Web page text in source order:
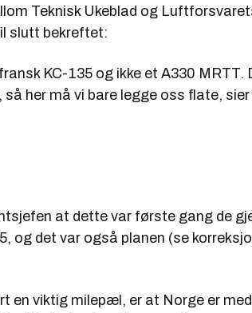
Teknisk Ukeblad og
slutt bekreftet:
KC-135 og ikke et A330 MRTT.
her må vi bare legge oss flate,
at dette var første gang de
og det var også planen (se
en viktig milepæl, er at Norge er